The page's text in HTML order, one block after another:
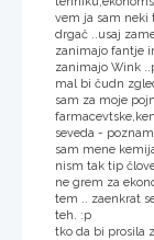
vem ja sam neki
drgač ..usaj
zanimajo fantje
zanimajo Wink
mal bi čudn
sam za moje
seveda -
sam mene
nism tak tip
ne grem za
tem .. zaenkrat
teh. :p
tko da bi prosila